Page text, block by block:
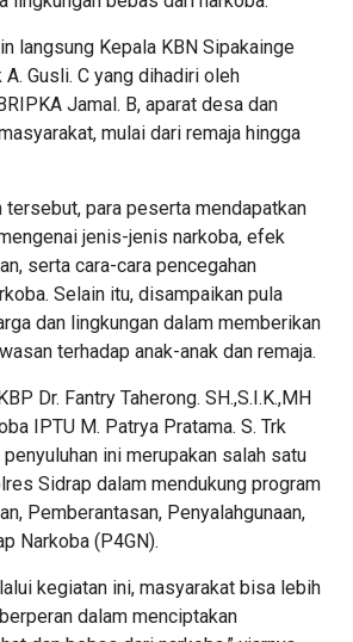
langsung Kepala KBN Sipakainge
Gusli. C yang dihadiri oleh
Jamal. B, aparat desa dan
mulai dari remaja hingga
tersebut, para peserta mendapatkan
jenis-jenis narkoba, efek
serta cara-cara pencegahan
Selain itu, disampaikan pula
dan lingkungan dalam memberikan
terhadap anak-anak dan remaja.
Dr. Fantry Taherong. SH.,S.I.K.,MH
IPTU M. Patrya Pratama. S. Trk
ini merupakan salah satu
Sidrap dalam mendukung program
Pemberantasan, Penyalahgunaan,
Narkoba (P4GN).
kegiatan ini, masyarakat bisa lebih
dalam menciptakan